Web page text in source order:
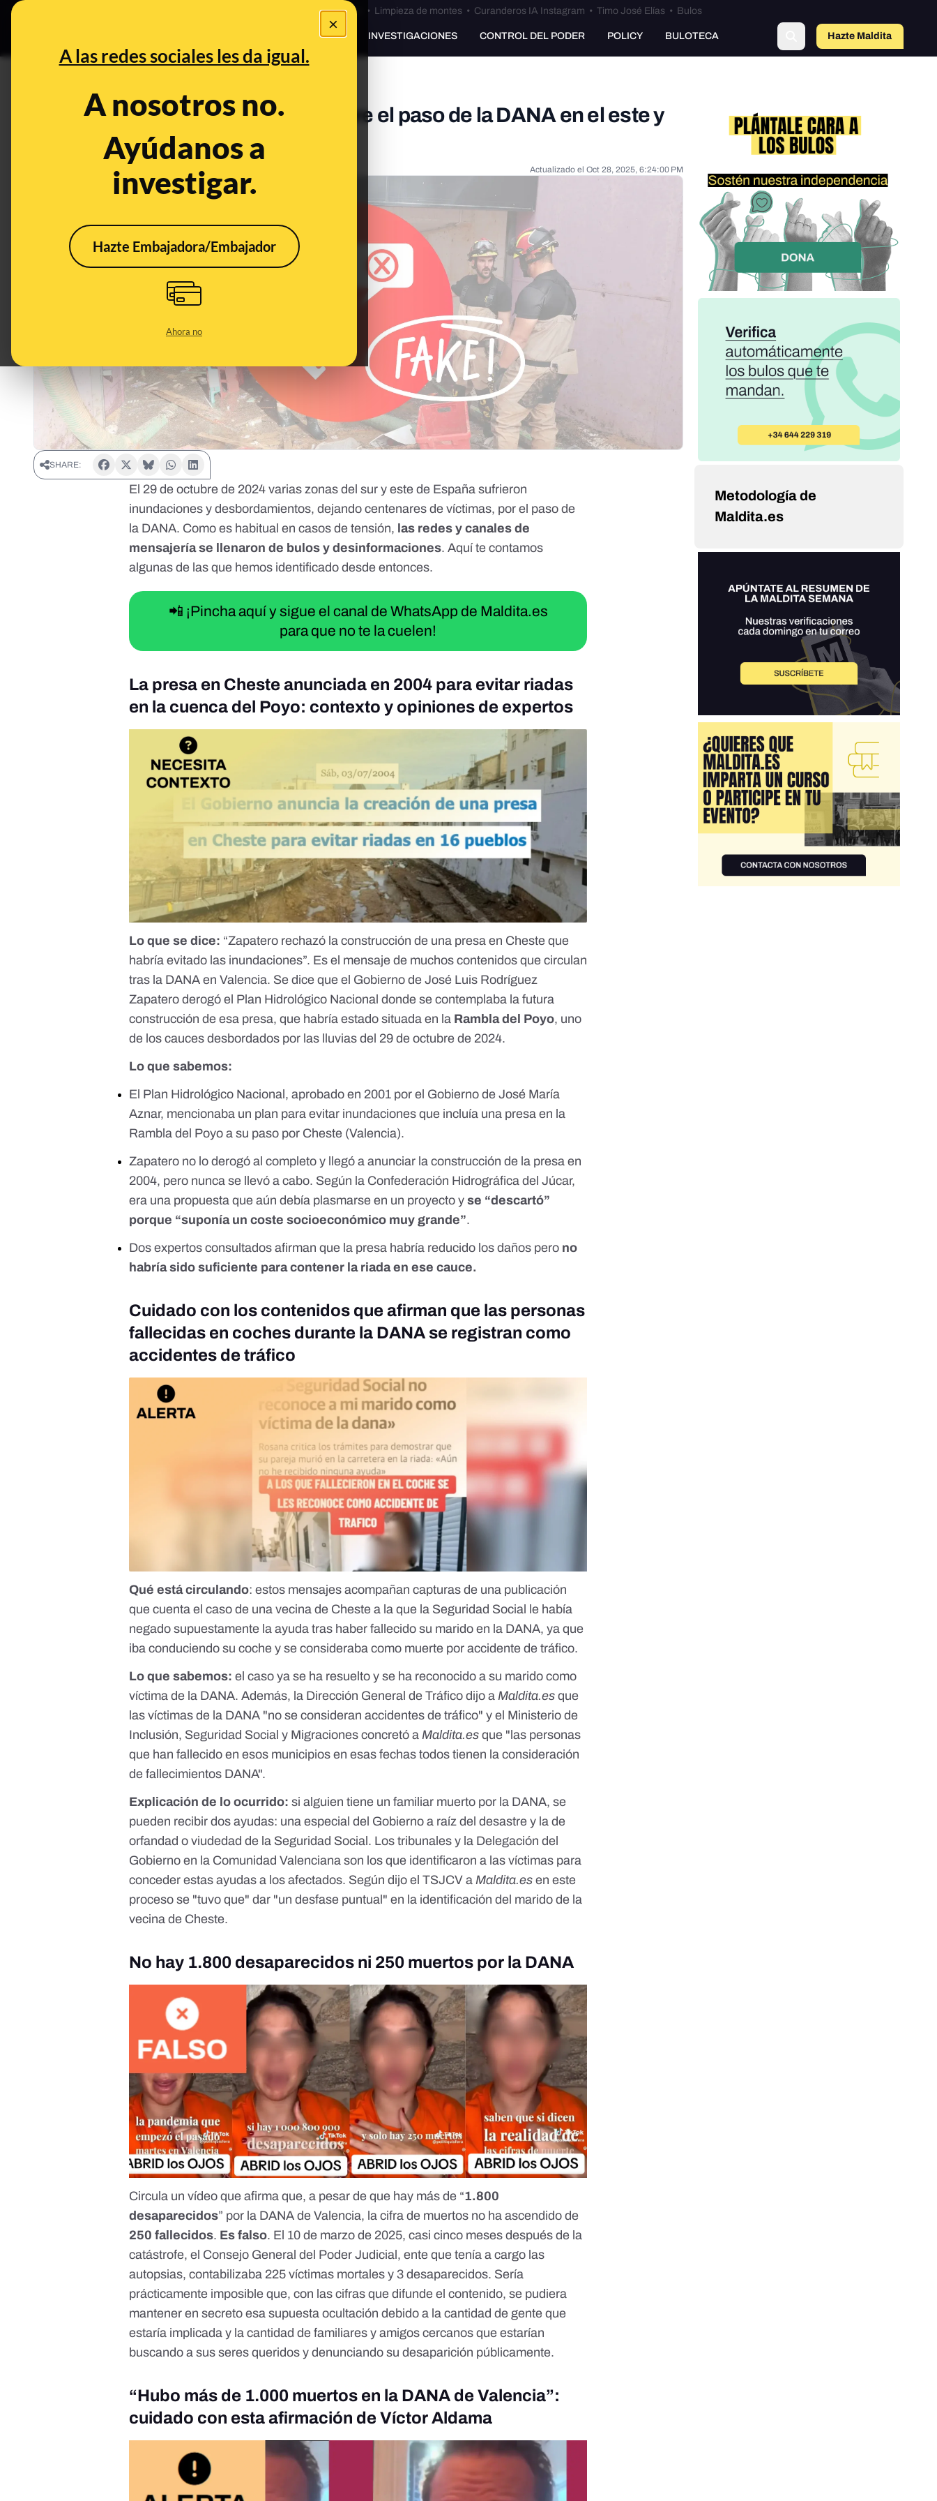
×
A las redes sociales les da igual.
A nosotros no.
Ayúdanos a
investigar.
Hazte Embajadora/Embajador
Ahora no
Bulos Ceuta • Limpieza de montes• Curanderos IA Instagram • Timo José Elías• Bulos
PREBUNKING INVESTIGACIONES CONTROL DEL PODER POLICY BULOTECA Hazte Maldito
133 bulos y desinformaciones sobre el paso de la DANA en el este y
sur de España en octubre de 2024
Oct 30, 2024, 1:32:26 PM Actualizado el Oct 28, 2025, 6:24:00 PM
SHARE:
El 29 de octubre de 2024 varias zonas del sur y este de España sufrieron
inundaciones y desbordamientos, dejando centenares de víctimas, por el paso de
la DANA. Como es habitual en casos de tensión, las redes y canales de
mensajería se llenaron de bulos y desinformaciones. Aquí te contamos
algunas de las que hemos identificado desde entonces.
📲 ¡Pincha aquí y sigue el canal de WhatsApp de Maldita.es
para que no te la cuelen!
La presa en Cheste anunciada en 2004 para evitar riadas
en la cuenca del Poyo: contexto y opiniones de expertos
Lo que se dice: “Zapatero rechazó la construcción de una presa en Cheste que
habría evitado las inundaciones”. Es el mensaje de muchos contenidos quecirculan
tras la DANA en Valencia. Se dice que el Gobierno de José Luis Rodríguez
Zapatero derogó el Plan Hidrológico Nacional donde se contemplaba la futura
construcción de esa presa, que habría estado situada en la Rambla del Poyo, uno
de los cauces desbordados por las lluvias del 29 de octubre de 2024.
Lo que sabemos:
El Plan Hidrológico Nacional, aprobado en 2001 por el Gobierno de José María
Aznar, mencionaba un plan para evitar inundaciones que incluía una presa en la
Rambla del Poyo a su paso por Cheste (Valencia).
Zapatero no lo derogó al completo y llegó a anunciar la construcción de la presa en
2004, pero nunca se llevó a cabo. Según la Confederación Hidrográfica del Júcar,
era una propuesta que aún debía plasmarse en un proyecto yse “descartó”
porque “suponía un coste socioeconómico muy grande”.
Dos expertos consultados afirman que la presa habría reducido los daños pero no
habría sido suficiente para contener la riada en ese cauce.
Cuidado con los contenidos que afirman que las personas
fallecidas en coches durante la DANA se registran como
accidentes de tráfico
Qué está circulando: estos mensajes acompañan capturas de una publicación
que cuenta el caso de una vecina de Cheste a la que la Seguridad Social le había
negado supuestamente la ayuda tras haber fallecido su marido en la DANA, ya que
iba conduciendo su coche y se consideraba como muerte por accidente de tráfico.
Lo que sabemos: el caso ya se ha resuelto y se ha reconocido a su marido como
víctima de la DANA. Además, la Dirección General de Tráfico dijo a Maldita.es que
las víctimas de la DANA "no se consideran accidentes de tráfico" y el Ministerio de
Inclusión, Seguridad Social y Migraciones concretó a Maldita.es que "las personas
que han fallecido en esos municipios en esas fechas todos tienen la consideración
de fallecimientos DANA".
Explicación de lo ocurrido:si alguien tiene un familiar muerto por la DANA, se
pueden recibir dos ayudas: una especial del Gobierno a raíz del desastre y la de
orfandad o viudedad de la Seguridad Social. Los tribunales y la Delegación del
Gobierno en la Comunidad Valenciana son los que identificaron a las víctimas para
conceder estas ayudas a los afectados. Según dijo el TSJCV a Maldita.es en este
proceso se "tuvo que" dar "un desfase puntual" en la identificación del marido de la
vecina de Cheste.
No hay 1.800 desaparecidos ni 250 muertos por la DANA
Circula un vídeo que afirma que, a pesar de que hay más de “1.800
desaparecidos” por la DANA de Valencia, la cifra de muertos no ha ascendido de
250 fallecidos. Es falso. El 10 de marzo de 2025, casi cinco meses después de la
catástrofe, el Consejo General del Poder Judicial, ente que tenía a cargo las
autopsias, contabilizaba 225 víctimas mortales y 3 desaparecidos. Sería
prácticamente imposible que, con las cifras que difunde el contenido, se pudiera
mantener en secreto esa supuesta ocultación debido a la cantidad de gente que
estaría implicada y la cantidad de familiares y amigos cercanos que estarían
buscando a sus seres queridos y denunciando su desaparición públicamente.
“Hubo más de 1.000 muertos en la DANA de Valencia”:
cuidado con esta afirmación de Víctor Aldama
Metodología de
Maldita.es